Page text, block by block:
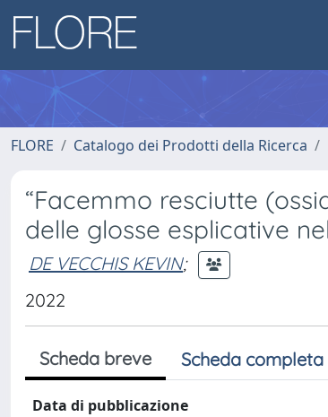
FLORE Catalogo dei Prodotti della Ricerca
“Facemmo resciutte
delle glosse esplicative
DE VECCHIS KEVIN;
2022
Scheda breve Scheda completa
Data di pubblicazione